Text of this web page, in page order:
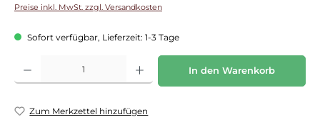
Preise inkl. MwSt. zzgl. Versandkosten
Sofort verfügbar, Lieferzeit: 1-3 Tage
Produkt Anzahl: Gib den gewünschten Wert ein oder benutze die
In den Warenkorb
Zum Merkzettel hinzufügen